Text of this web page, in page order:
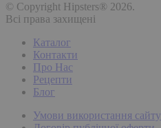
© Copyright Hipsters® 2026.
Всі права захищені
Каталог
Контакти
Про Нас
Рецепти
Блог
Умови використання сайту